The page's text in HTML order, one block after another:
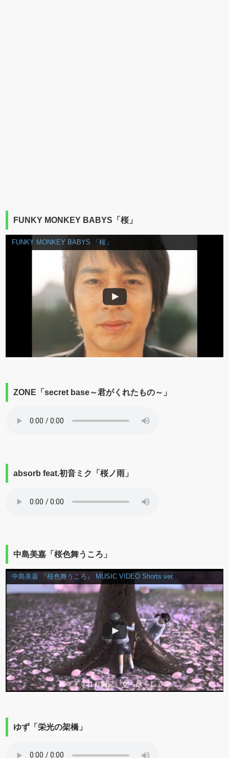
FUNKY MONKEY BABYS「桜」
FUNKY MONKEY BABYS 「桜」
ZONE「secret base～君がくれたもの～」
absorb feat.初音ミク「桜ノ雨」
中島美嘉「桜色舞うころ」
中島美嘉 『桜色舞うころ』 MUSIC VIDEO Shorts ver.
ゆず「栄光の架橋」